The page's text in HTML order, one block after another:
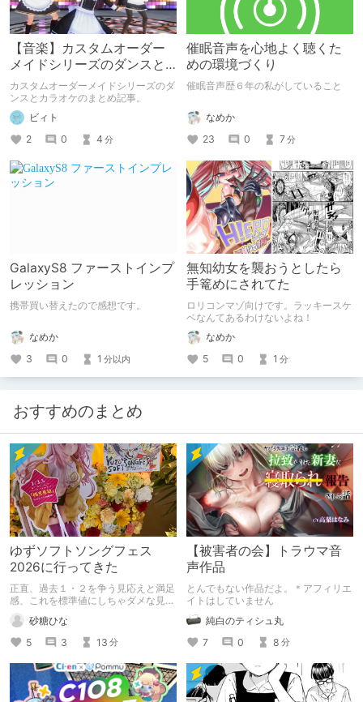
【音楽】カスタムオーダー
メイドシリーズのダンスと
カラオケ一覧
カスタムオーダーメイドシリーズのダ
ンスとカラオケのまとめ記事。
ビィト
2
0 4 分
催眠音声を心地よく聴くた
めの環境づくり
催眠音声歴６年の私がしていること
なめか
23
0 7分
GalaxyS8 ファーストインプ
レッション
携帯買い替えたので感想です。
なめか
3
0 1 分以内
無知幼女を襲おうとしたら
手篭めにされてた
ロリコンマゾ向けです。ラッキースケ
ベなんてあるわけないよね！
なめか
5
0 1 分
おすすめのまとめ
ゆずソフトソングフェス
2026に行ってきた
正直、過去１・２を争う見応えと満足
感、これを標準値にしちゃダメな見本
かも
砂糖ひな
5
3 13 分
【被害者の会】トラウマ音
声作品
とんでもない作品だよ。＊アフィリエ
イトはしていません
純白のティシュ丸
7
0 8 分